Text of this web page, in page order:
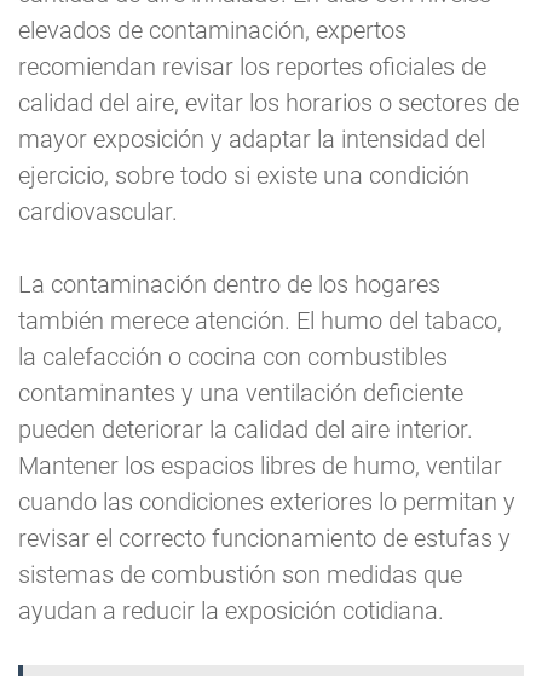
elevados de contaminación, expertos
recomiendan revisar los reportes oficiales de
calidad del aire, evitar los horarios o sectores de
mayor exposición y adaptar la intensidad del
ejercicio, sobre todo si existe una condición
cardiovascular.
La contaminación dentro de los hogares
también merece atención. El humo del tabaco,
la calefacción o cocina con combustibles
contaminantes y una ventilación deficiente
pueden deteriorar la calidad del aire interior.
Mantener los espacios libres de humo, ventilar
cuando las condiciones exteriores lo permitan y
revisar el correcto funcionamiento de estufas y
sistemas de combustión son medidas que
ayudan a reducir la exposición cotidiana.